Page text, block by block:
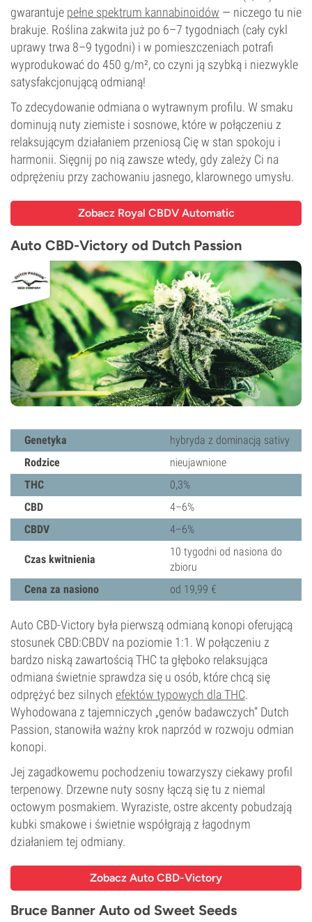
gwarantuje pełne spektrum kannabinoidów — niczego tu nie
brakuje. Roślina zakwita już po 6–7 tygodniach (cały cykl
uprawy trwa 8–9 tygodni) i w pomieszczeniach potrafi
wyprodukować do 450 g/m², co czyni ją szybką i niezwykle
satysfakcjonującą odmianą!
To zdecydowanie odmiana o wytrawnym profilu. W smaku
dominują nuty ziemiste i sosnowe, które w połączeniu z
relaksującym działaniem przeniosą Cię w stan spokoju i
harmonii. Sięgnij po nią zawsze wtedy, gdy zależy Ci na
odprężeniu przy zachowaniu jasnego, klarownego umysłu.
Zobacz Royal CBDV Automatic
Auto CBD-Victory od Dutch Passion
Genetyka
hybryda z dominacją sativy
Rodzice
nieujawnione
THC
0,3%
CBD
4–6%
CBDV
4–6%
Czas kwitnienia
10 tygodni od nasiona do
zbioru
Cena za nasiono
od 19,99 €
Auto CBD-Victory była pierwszą odmianą konopi oferującą
stosunek CBD:CBDV na poziomie 1:1. W połączeniu z
bardzo niską zawartością THC ta głęboko relaksująca
odmiana świetnie sprawdza się u osób, które chcą się
odprężyć bez silnych efektów typowych dla THC.
Wyhodowana z tajemniczych „genów badawczych” Dutch
Passion, stanowiła ważny krok naprzód w rozwoju odmian
konopi.
Jej zagadkowemu pochodzeniu towarzyszy ciekawy profil
terpenowy. Drzewne nuty sosny łączą się tu z niemal
octowym posmakiem. Wyraziste, ostre akcenty pobudzają
kubki smakowe i świetnie współgrają z łagodnym
działaniem tej odmiany.
Zobacz Auto CBD-Victory
Bruce Banner Auto od Sweet Seeds